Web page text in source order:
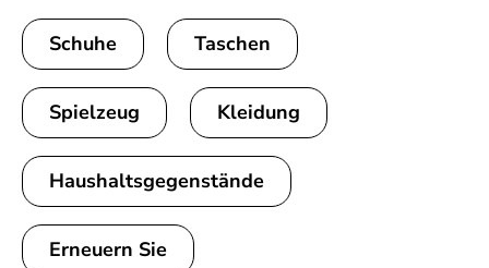
Schuhe Taschen
Spielzeug Kleidung
Haushaltsgegenstände
Erneuern Sie